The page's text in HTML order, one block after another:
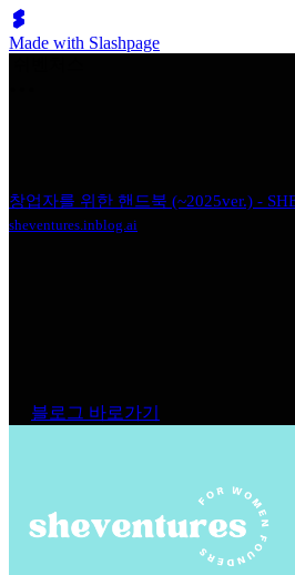
Made with Slashpage
창업자를 위한 핸드북 (~2025ver.) -
sheventures.inblog.ai
블로그 바로가기